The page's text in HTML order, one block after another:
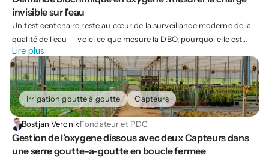
invisible sur l'eau
Un test centenaire reste au cœur de la surveillance moderne de la
qualité de l’eau — voici ce que mesure la DBO, pourquoi elle est
importante et comment elle est réalisée.
Lire plus
Irrigation goutte à goutte Capteurs
Bostjan Veronik·Fondateur et PDG
Gestion de l’oxygene dissous avec deux Capteurs dans
une serre goutte-a-goutte en boucle fermee